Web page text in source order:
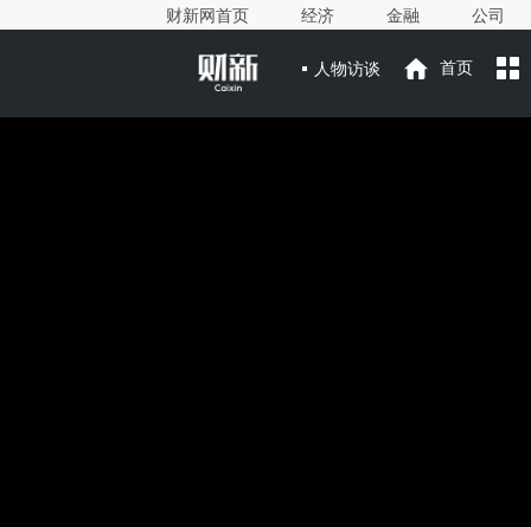
财新网首页 经济 金融 公司
人物访谈 首页